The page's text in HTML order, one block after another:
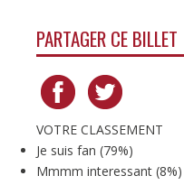
PARTAGER CE BILLET
VOTRE CLASSEMENT
Je suis fan (79%)
Mmmm interessant (8%)